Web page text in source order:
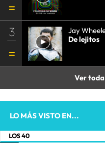
3
Jay
De lejitos
Ver
LO MÁS VISTO EN...
LOS 40